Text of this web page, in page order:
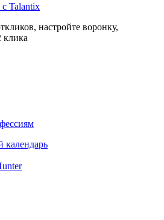
с Talantix
настройте воронку,
клика
календарь